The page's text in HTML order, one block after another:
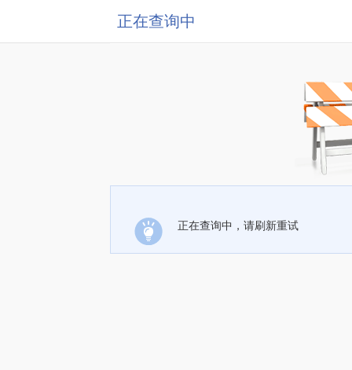
正在查询中
正在查询中，请刷新重试